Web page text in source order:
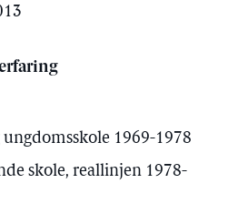
1969-1978
skole, reallinjen 1978-